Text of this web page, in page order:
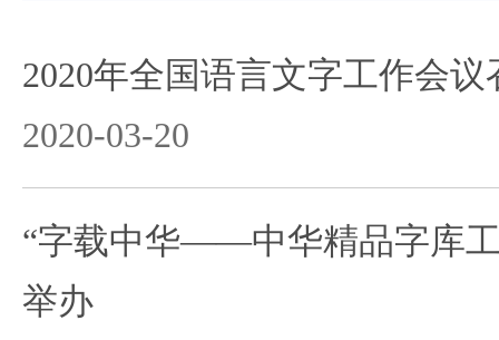
2020年全国语言文字工作会议
2020-03-20
“字载中华——中华精品字库
举办